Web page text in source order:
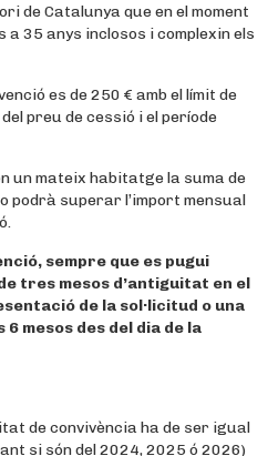
de Catalunya que en el moment
35 anys inclosos i complexin els
es de 250 € amb el límit de
preu de cessió i el període
un mateix habitatge la suma de
podrà superar l’import mensual
sempre que es pugui
tres mesos d’antiguitat en el
de la sol·licitud o una
mesos des del dia de la
de convivència ha de ser igual
si són del 2024, 2025 ó 2026)